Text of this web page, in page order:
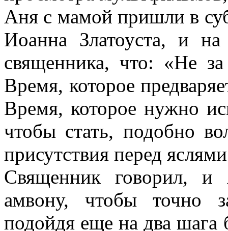
Аня с мамой пришли в
Иоанна Златоуста, и
священника, что: «Не
Время, которое
Время, которое нужно
чтобы стать, подобно
присутствия перед
Священник говорил,
амвону, чтобы точно
подойдя еще на два шага